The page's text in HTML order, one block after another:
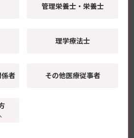
インスリンの活用と展望 ―イコ
ト】第69回日本糖尿病学会年次学術集会
タボ×ロコモの負のスパイラル
管理栄養士・栄養士
理学療法士
係者 その他医療従事者